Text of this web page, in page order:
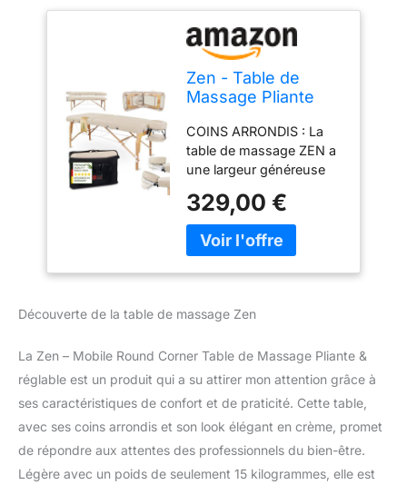
Zen - Table de
Massage Pliante
Bois Massif -
Mobile, Réglable,
Coins Arrondis -
Crème
COINS ARRONDIS : La
table de massage ZEN a
une largeur généreuse
arrondis qui facilitent les
applications corporelles
rapprochées. Grâce au
rapides et faciles. HAUTE
supporter jusqu'à 250kg
en dynamique et jusqu'à
1000kg en statique. Un
pieds garantit une
stabilité supplémentaire,
tandis que les pieds en
329,00 €
Découverte de la table de massage Zen
La Zen – Mobile Round Corner Table de Massage Pliante &
réglable est un produit qui a su attirer mon attention grâce à
ses caractéristiques de confort et de praticité. Cette table,
avec ses coins arrondis et son look élégant en crème, promet
de répondre aux attentes des professionnels du bien-être.
Légère avec un poids de seulement 15 kilogrammes, elle est